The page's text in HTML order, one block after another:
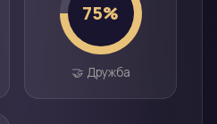
75%
🤝 Дружба